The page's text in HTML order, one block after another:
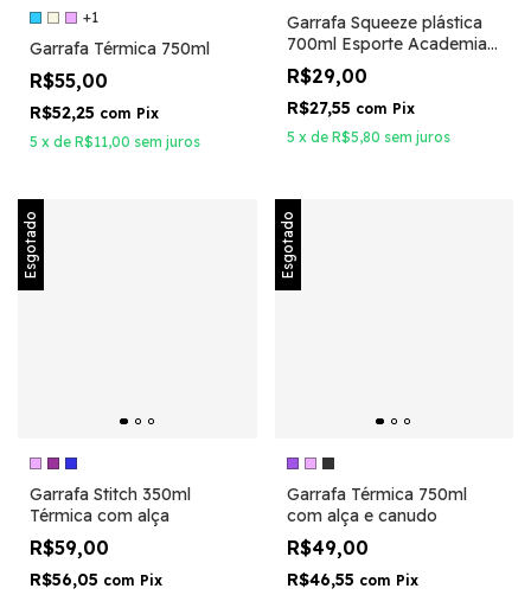
+1
Garrafa Térmica 750ml
R$55,00
R$52,25 com Pix
5 x de R$11,00 sem juros
Garrafa Squeeze plástica
700ml Esporte Academia
BPA Free
R$29,00
R$27,55 com Pix
5 x de R$5,80 sem juros
Esgotado
Garrafa Stitch 350ml
Térmica com alça
R$59,00
R$56,05 com Pix
Esgotado
Garrafa Térmica 750ml
com alça e canudo
R$49,00
R$46,55 com Pix